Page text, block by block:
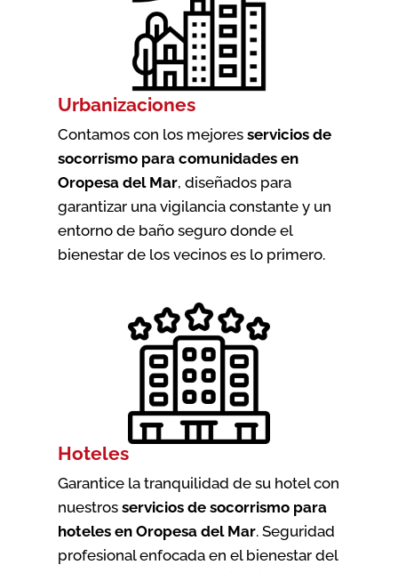
Urbanizaciones
Contamos con los mejores servicios de
socorrismo para comunidades en
Oropesa del Mar, diseñados para
garantizar una vigilancia constante y un
entorno de baño seguro donde el
bienestar de los vecinos es lo primero.
Hoteles
Garantice la tranquilidad de su hotel con
nuestros servicios de socorrismo para
hoteles en Oropesa del Mar. Seguridad
profesional enfocada en el bienestar del